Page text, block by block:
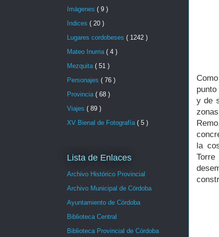
y de
la
Imágenes ( 9 )
Indices ( 20 )
Lugares cordobeses ( 1242 )
Mateo Inurria ( 4 )
Mezquita ( 51 )
Personajes ( 76 )
Provincia ( 68 )
Viajes ( 89 )
XV Bienal de Fotografía ( 5 )
Lista de Enlaces
Archivo Histórico Provincial
Archivo Municipal de Córdoba
Ayuntamiento de Córdoba
Biblioteca Central
Biblioteca Provincial de Córdoba